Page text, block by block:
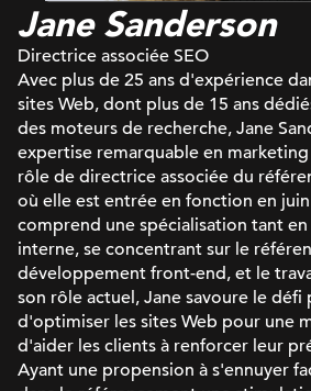
Jane Sanderson
Directrice associée SEO
Avec plus de 25 ans d'expérience
sites Web, dont plus de 15 ans
des moteurs de recherche, Jane
expertise remarquable en
rôle de directrice associée du
où elle est entrée en fonction en
comprend une spécialisation tant
interne, se concentrant sur le
développement front-end, et le
son rôle actuel, Jane savoure le défi
d'optimiser les sites Web pour une
d'aider les clients à renforcer leur
Ayant une propension à s'ennuyer